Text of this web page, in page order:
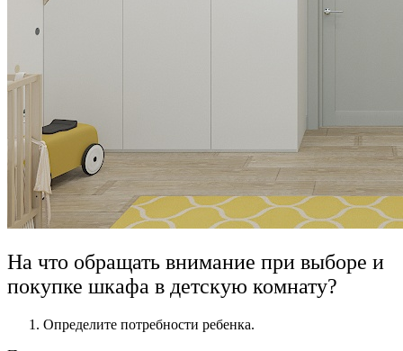
На что обращать внимание при выборе и
покупке шкафа в детскую комнату?
Определите потребности ребенка.